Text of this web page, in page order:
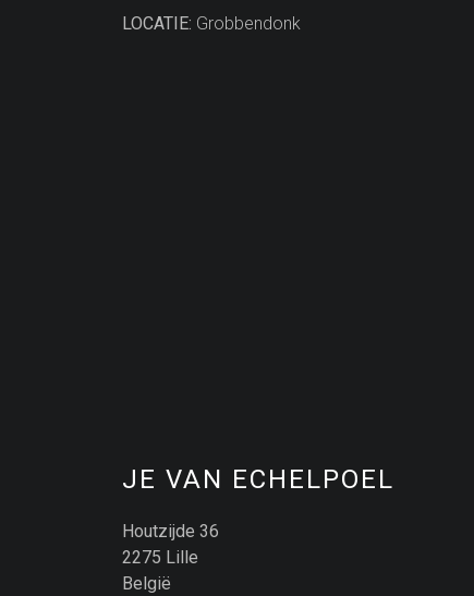
LOCATIE: Grobbendonk
JE VAN ECHELPOEL
Houtzijde 36
2275 Lille
België